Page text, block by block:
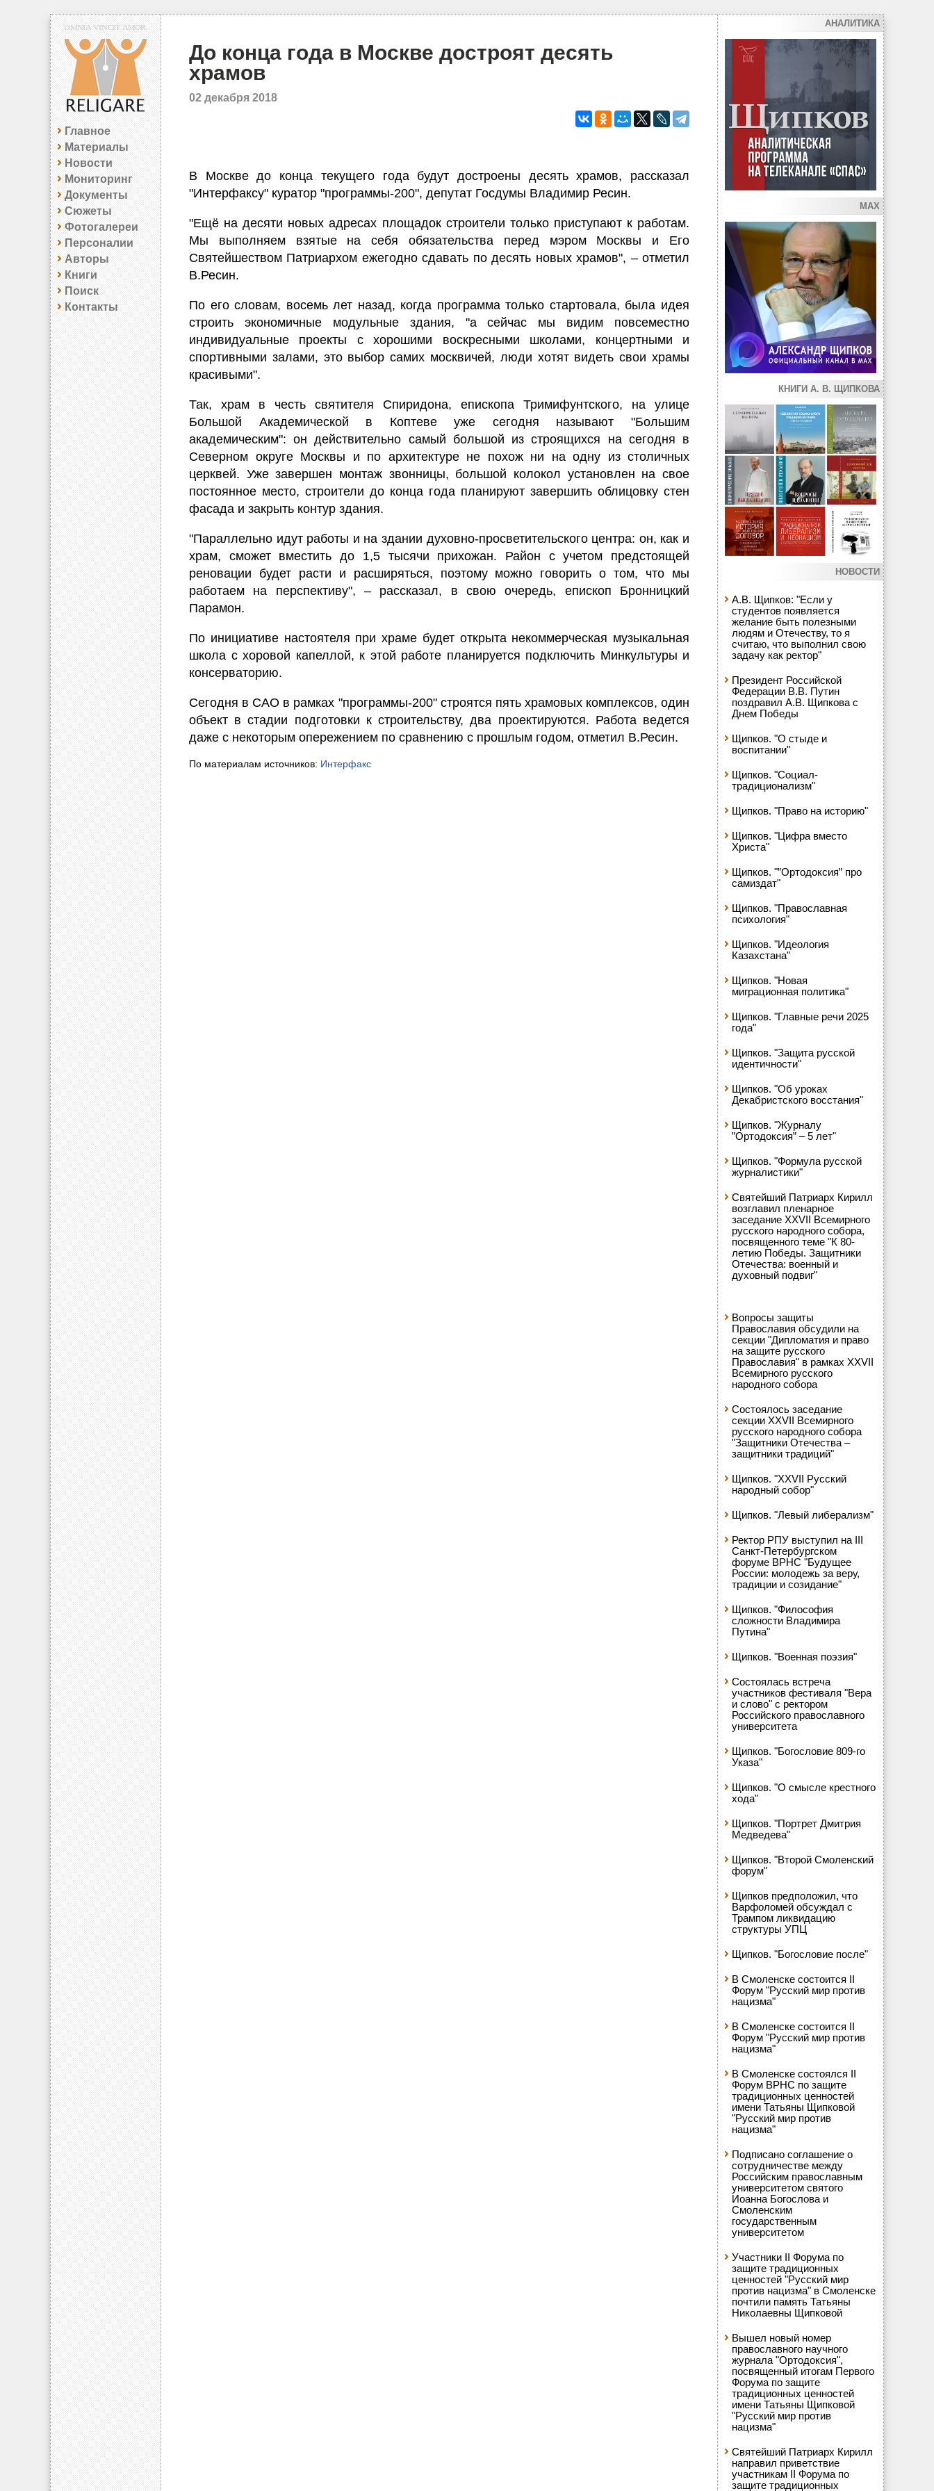
Главное
Материалы
Новости
Мониторинг
Документы
Сюжеты
Фотогалереи
Персоналии
Авторы
Книги
Поиск
Контакты
До конца года в Москве достроят десять
храмов
02 декабря 2018
В Москве до конца текущего года будут достроены десять храмов, рассказал
"Интерфаксу" куратор "программы-200", депутат Госдумы Владимир Ресин.
"Ещё на десяти новых адресах площадок строители только приступают к работам.
Мы выполняем взятые на себя обязательства перед мэром Москвы и Его
Святейшеством Патриархом ежегодно сдавать по десять новых храмов", – отметил
В.Ресин.
По его словам, восемь лет назад, когда программа только стартовала, была идея
строить экономичные модульные здания, "а сейчас мы видим повсеместно
индивидуальные проекты с хорошими воскресными школами, концертными и
спортивными залами, это выбор самих москвичей, люди хотят видеть свои храмы
красивыми".
Так, храм в честь святителя Спиридона, епископа Тримифунтского, на улице
Большой Академической в Коптеве уже сегодня называют "Большим
академическим": он действительно самый большой из строящихся на сегодня в
Северном округе Москвы и по архитектуре не похож ни на одну из столичных
церквей. Уже завершен монтаж звонницы, большой колокол установлен на свое
постоянное место, строители до конца года планируют завершить облицовку стен
фасада и закрыть контур здания.
"Параллельно идут работы и на здании духовно-просветительского центра: он, как и
храм, сможет вместить до 1,5 тысячи прихожан. Район с учетом предстоящей
реновации будет расти и расширяться, поэтому можно говорить о том, что мы
работаем на перспективу", – рассказал, в свою очередь, епископ Бронницкий
Парамон.
По инициативе настоятеля при храме будет открыта некоммерческая музыкальная
школа с хоровой капеллой, к этой работе планируется подключить Минкультуры и
консерваторию.
Сегодня в САО в рамках "программы-200" строятся пять храмовых комплексов, один
объект в стадии подготовки к строительству, два проектируются. Работа ведется
даже с некоторым опережением по сравнению с прошлым годом, отметил В.Ресин.
По материалам источников: Интерфакс
АНАЛИТИКА
MAX
КНИГИ А. В. ЩИПКОВА
НОВОСТИ
А.В. Щипков: "Если у
студентов появляется
желание быть полезными
людям и Отечеству, то я
считаю, что выполнил свою
задачу как ректор"
Президент Российской
Федерации В.В. Путин
поздравил А.В. Щипкова с
Днем Победы
Щипков. "О стыде и
воспитании"
Щипков. "Социал-
традиционализм"
Щипков. "Право на историю"
Щипков. "Цифра вместо
Христа"
Щипков. "”Ортодоксия” про
самиздат"
Щипков. "Православная
психология"
Щипков. "Идеология
Казахстана"
Щипков. "Новая
миграционная политика"
Щипков. "Главные речи 2025
года"
Щипков. "Защита русской
идентичности"
Щипков. "Об уроках
Декабристского восстания"
Щипков. "Журналу
”Ортодоксия” – 5 лет"
Щипков. "Формула русской
журналистики"
Святейший Патриарх Кирилл
возглавил пленарное
заседание XXVII Всемирного
русского народного собора,
посвященного теме "К 80-
летию Победы. Защитники
Отечества: военный и
духовный подвиг"
Вопросы защиты
Православия обсудили на
секции "Дипломатия и право
на защите русского
Православия" в рамках XXVII
Всемирного русского
народного собора
Состоялось заседание
секции XXVII Всемирного
русского народного собора
"Защитники Отечества –
защитники традиций"
Щипков. "XXVII Русский
народный собор"
Щипков. "Левый либерализм"
Ректор РПУ выступил на III
Санкт-Петербургском
форуме ВРНС "Будущее
России: молодежь за веру,
традиции и созидание"
Щипков. "Философия
сложности Владимира
Путина"
Щипков. "Военная поэзия"
Состоялась встреча
участников фестиваля "Вера
и слово" с ректором
Российского православного
университета
Щипков. "Богословие 809-го
Указа"
Щипков. "О смысле крестного
хода"
Щипков. "Портрет Дмитрия
Медведева"
Щипков. "Второй Смоленский
форум"
Щипков предположил, что
Варфоломей обсуждал с
Трампом ликвидацию
структуры УПЦ
Щипков. "Богословие после"
В Смоленске состоится II
Форум "Русский мир против
нацизма"
В Смоленске состоится II
Форум "Русский мир против
нацизма"
В Смоленске состоялся II
Форум ВРНС по защите
традиционных ценностей
имени Татьяны Щипковой
"Русский мир против
нацизма"
Подписано соглашение о
сотрудничестве между
Российским православным
университетом святого
Иоанна Богослова и
Смоленским
государственным
университетом
Участники II Форума по
защите традиционных
ценностей "Русский мир
против нацизма" в Смоленске
почтили память Татьяны
Николаевны Щипковой
Вышел новый номер
православного научного
журнала "Ортодоксия",
посвященный итогам Первого
Форума по защите
традиционных ценностей
имени Татьяны Щипковой
"Русский мир против
нацизма"
Святейший Патриарх Кирилл
направил приветствие
участникам II Форума по
защите традиционных